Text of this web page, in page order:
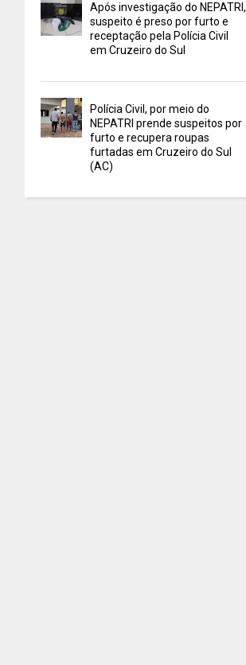
Após investigação do NEPATRI,
suspeito é preso por furto e
receptação pela Polícia Civil
em Cruzeiro do Sul
Polícia Civil, por meio do
NEPATRI prende suspeitos por
furto e recupera roupas
furtadas em Cruzeiro do Sul
(AC)